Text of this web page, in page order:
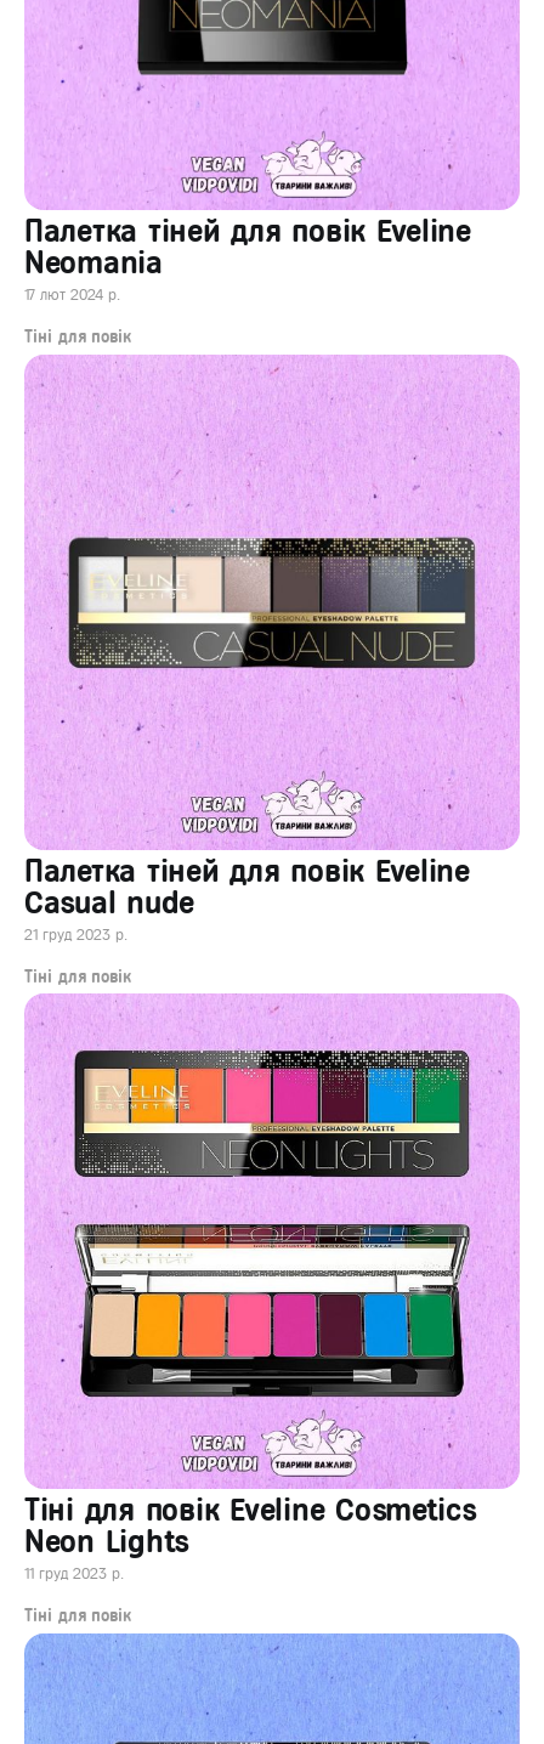
Палeтка тіней для повік Eveline
Neomania
17 лют 2024 р.
Тіні для повік
Палетка тіней для повік Eveline
Casual nude
21 груд 2023 р.
Тіні для повік
Тіні для повік Eveline Cosmetics
Neon Lights
11 груд 2023 р.
Тіні для повік